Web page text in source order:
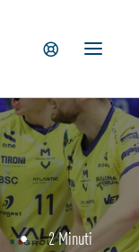
• 2 Minuti